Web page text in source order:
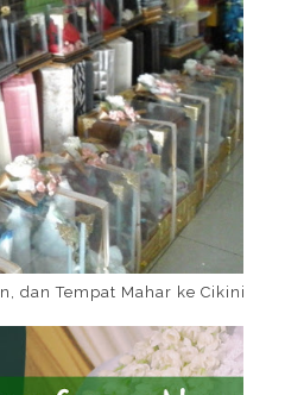
dan Tempat Mahar ke Cikini